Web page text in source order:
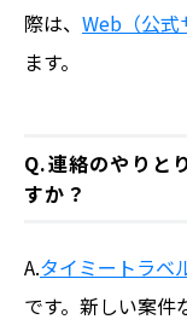
際は、 Web（公式
ます。
Q.連絡のやりと
すか？
A.タイミートラベ
です。新しい案件